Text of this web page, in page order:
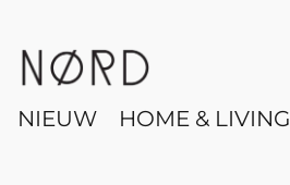
NIEUW HOME & LIVING